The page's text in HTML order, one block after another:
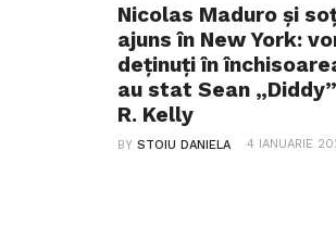
Nicolas Maduro și
ajuns în New York:
deținuți în
au stat Sean
R. Kelly
BYSTOIU DANIELA 4 IANUARIE